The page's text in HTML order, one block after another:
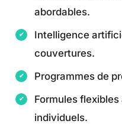
abordables.
Intelligence
couvertures.
Programmes de
Formules
individuels.